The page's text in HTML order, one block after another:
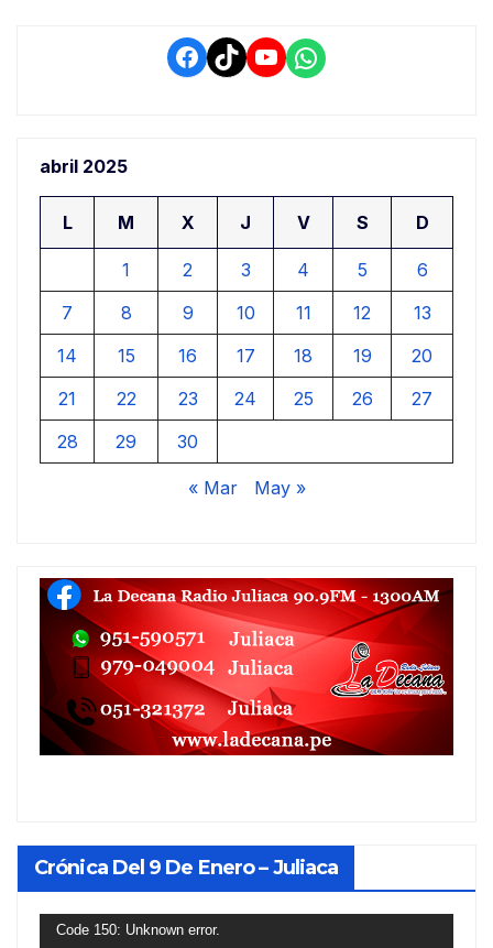
entradasFacebook
TikTokYouTube
WhatsApp
abril 2025
L M X J V S D
1 2 3 4 5
6
7
8 9 10 11 12
13
14
15 16 17 18 19
20
21
22 23 24 25 26
27
28
29 30
« Mar May »
Crónica Del 9 De Enero – Juliaca
Reproductor
Code 150: Unknown error.